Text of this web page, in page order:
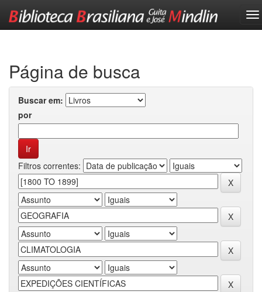
Página de busca
Buscar em:
por
Filtros correntes: